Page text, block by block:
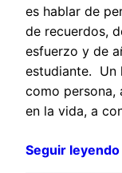
es hablar de
de recuerdos,
esfuerzo y de
estudiante. Un
como persona,
en la vida, a
Seguir leyendo